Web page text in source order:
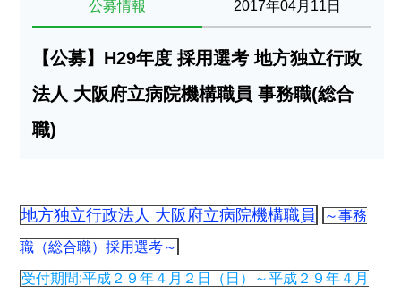
公募情報 2017年04月11日
【公募】H29年度 採用選考 地方独立行政
法人 大阪府立病院機構職員 事務職(総合
職)
地方独立行政法人 大阪府立病院機構職員 ～事務
職（総合職）採用選考～
受付期間:平成２９年４月２日（日）～平成２９年４月